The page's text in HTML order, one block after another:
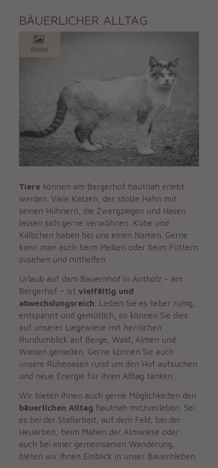
BÄUERLICHER ALLTAG
Bilder
Tiere können am Bergerhof hautnah erlebt
werden. Viele Katzen, der stolze Hahn mit
seinen Hühnern, die Zwergziegen und Hasen
lassen sich gerne verwöhnen. Kühe und
Kälbchen haben bei uns einen Namen. Gerne
kann man auch beim Melken oder beim Füttern
zusehen und mithelfen.
Urlaub auf dem Bauernhof in Antholz – am
Bergerhof – ist vielfältig und
abwechslungsreich. Lieben Sie es lieber ruhig,
entspannt und gemütlich, so können Sie dies
auf unserer Liegewiese mit herrlichen
Rundumblick auf Berge, Wald, Almen und
Wiesen genießen. Gerne können Sie auch
unsere Ruheoasen rund um den Hof aufsuchen
und neue Energie für Ihren Alltag tanken.
Wir bieten Ihnen auch gerne Möglichkeiten den
bäuerlichen Alltag hautnah mitzuerleben. Sei
es bei der Stallarbeit, auf dem Feld, bei der
Heuarbeit, beim Mähen der Almwiese oder
auch bei einer gemeinsamen Wanderung,
bieten wir Ihnen Einblick in unser Bauernleben.